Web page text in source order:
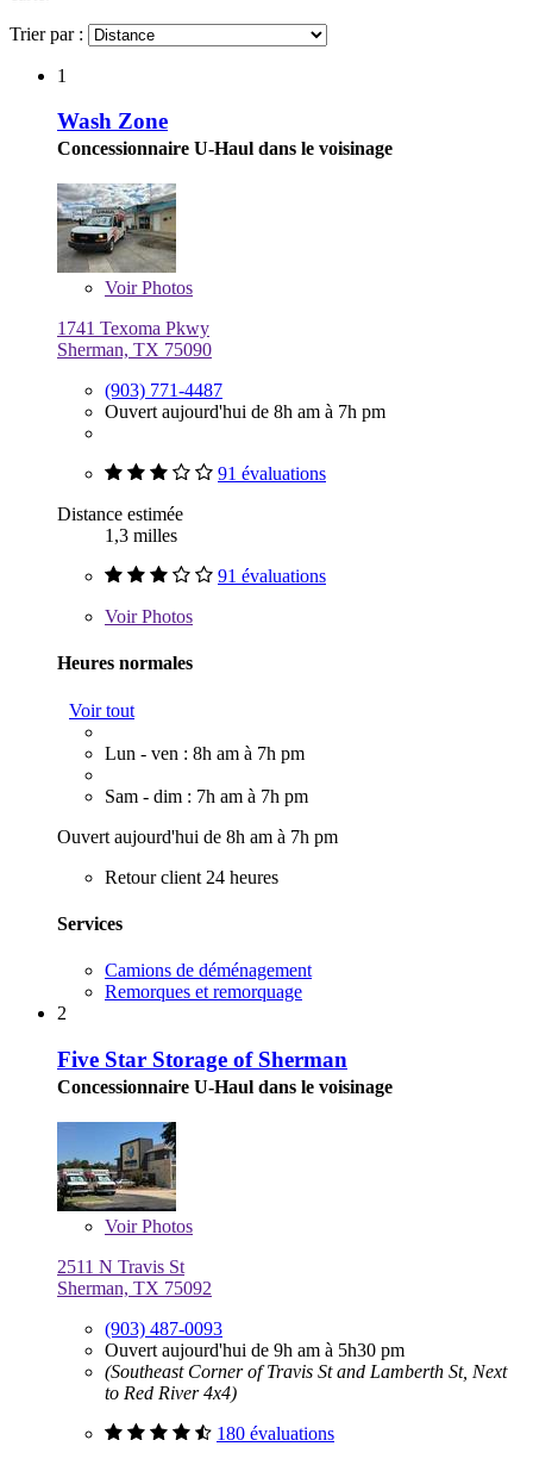
Trier par :
1
Wash Zone
Concessionnaire U-Haul dans le voisinage
VoirPhotos
1741 Texoma Pkwy
Sherman, TX 75090
(903) 771-4487
Ouvert aujourd'hui de 8h am à 7h pm
91 évaluations
Distance estimée
1,3 milles
91 évaluations
VoirPhotos
Heures normales
Voir tout
Lun - ven : 8h am à 7h pm
Sam - dim : 7h am à 7h pm
Ouvert aujourd'hui de 8h am à 7h pm
Retour client 24 heures
Services
Camions de déménagement
Remorques et remorquage
2
Five Star Storage of Sherman
Concessionnaire U-Haul dans le voisinage
VoirPhotos
2511 N Travis St
Sherman, TX 75092
(903) 487-0093
Ouvert aujourd'hui de 9h am à 5h30 pm
(Southeast Corner of Travis St and Lamberth St, Next
to Red River 4x4)
180 évaluations